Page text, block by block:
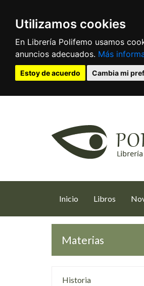
Utilizamos cookies
En Librería Polifemo usamos
anuncios adecuados. Más
Estoy de acuerdo Cambia mi
Inicio (current)
Libros
Materias
Historia